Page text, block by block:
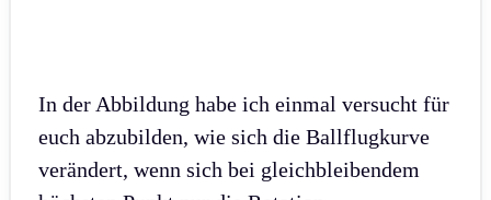
In der Abbildung habe ich einmal versucht für
euch abzubilden, wie sich die Ballflugkurve
verändert, wenn sich bei gleichbleibendem